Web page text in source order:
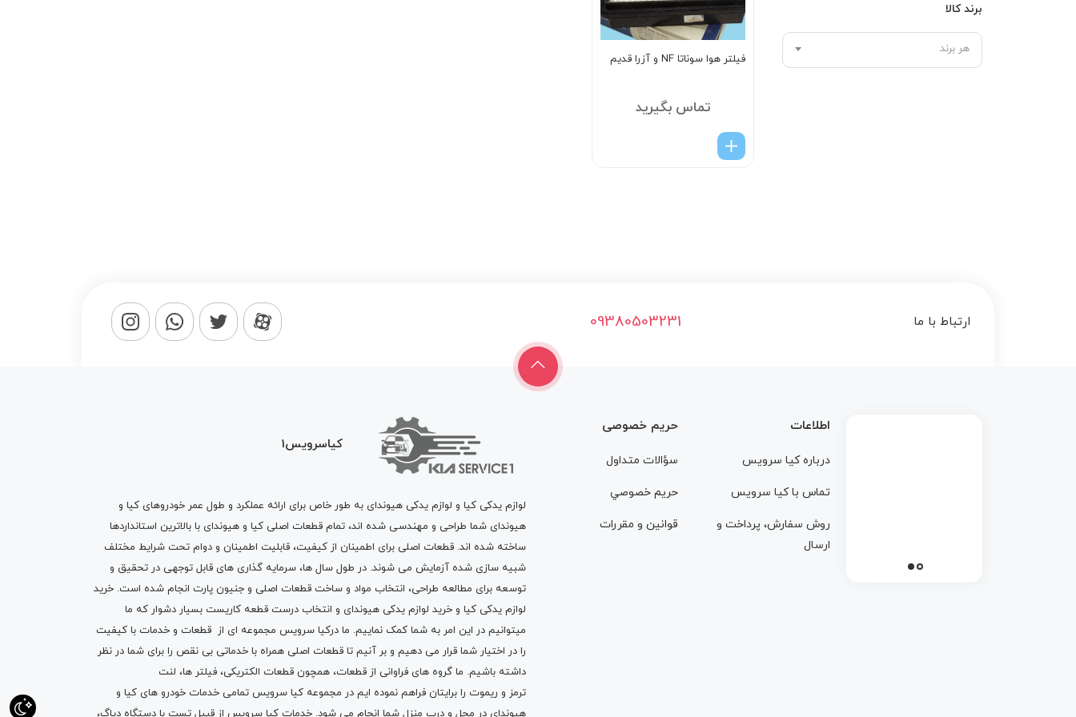
برند کالا
هر برند
فیلتر هوا سوناتا NF و آزرا قدیم
تماس بگیرید
ارتباط با ما 09380503231
اطلاعات
درباره کيا سرويس
تماس با کيا سرويس
روش سفارش، پرداخت و
ارسال
حریم خصوصی
سؤالات متداول
حريم خصوصي
قوانين و مقررات
کیاسرویس1
لوازم یدکی کیا و لوازم یدکی هیوندای به طور خاص برای ارائه عملکرد و طول عمر خودروهای کیا و
هیوندای شما طراحی و مهندسی شده اند، تمام قطعات اصلی کیا و هیوندای با بالاترین استانداردها
ساخته شده اند. قطعات اصلی برای اطمینان از کیفیت، قابلیت اطمینان و دوام تحت شرایط مختلف
شبیه سازی شده آزمایش می شوند. در طول سال ها، سرمایه گذاری های قابل توجهی در تحقیق و
توسعه برای مطالعه طراحی، انتخاب مواد و ساخت قطعات اصلی و جنیون پارت انجام شده است. خرید
لوازم یدکی کیا و خرید لوازم یدکی هیوندای و انتخاب درست قطعه کاریست بسیار دشوار که ما
میتوانیم در این امر به شما کمک نماییم. ما درکیا سرویس مجموعه ای از قطعات و خدمات با کیفیت
را در اختیار شما قرار می دهیم و بر آنیم تا قطعات اصلی همراه با خدماتی بی نقص را برای شما در نظر
داشته باشیم. ما گروه های فراوانی از قطعات، همچون قطعات الکتریکی، فیلتر ها، لنت
ترمز و ریموت را برایتان فراهم نموده ایم در مجموعه کیا سرویس تمامی خدمات خودرو های کیا و
هیوندای در محل و درب منزل شما انجام می شود. خدمات کیا سرویس از قبیل تست با دستگاه دیاگ،